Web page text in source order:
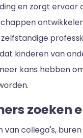
en zorgt ervoor
kinderen van
kans hebben
zoeken
van collega's,